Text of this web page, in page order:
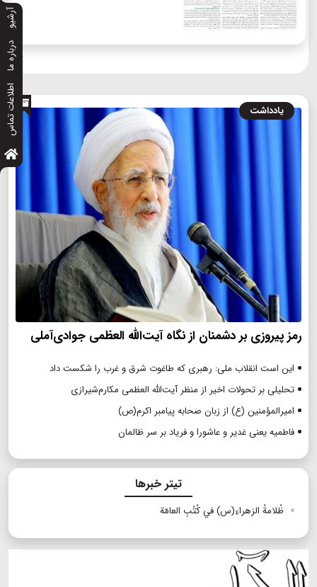
آرشیو
درباره ما
اطلاعات تماس یادداشت
رمز پیروزی بر دشمنان از نگاه آیت‌الله العظمی جوادی‌آملی
این است انقلاب ملی: رهبری که طاغوت شرق و غرب را شکست داد
تحلیلی بر تحولات اخیر از منظر آیت‌الله العظمی مکارم‌شیرازی
امیرالمؤمنین (ع) از زبان صحابه پیامبر اکرم(ص)
فاطمیه یعنی غدیر و عاشورا و فریاد بر سر ظالمان
تیتر خبرها
ظُلامةُ الزهراءِ(س) في كُتُبِ العامّة